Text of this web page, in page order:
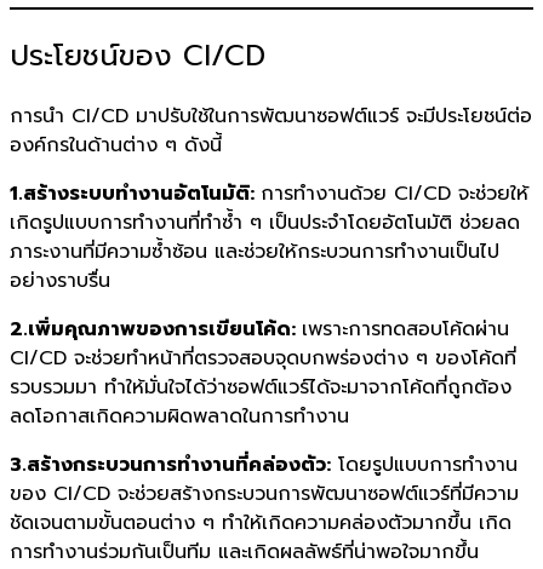
ประโยชน์ของ CI/CD
การนำ CI/CD มาปรับใช้ในการพัฒนาซอฟต์แวร์ จะมีประโยชน์ต่อ
องค์กรในด้านต่าง ๆ ดังนี้
1.สร้างระบบทำงานอัตโนมัติ: การทำงานด้วย CI/CD จะช่วยให้
เกิดรูปแบบการทำงานที่ทำซ้ำ ๆ เป็นประจำโดยอัตโนมัติ ช่วยลด
ภาระงานที่มีความซ้ำซ้อน และช่วยให้กระบวนการทำงานเป็นไป
อย่างราบรื่น
2.เพิ่มคุณภาพของการเขียนโค้ด: เพราะการทดสอบโค้ดผ่าน
CI/CD จะช่วยทำหน้าที่ตรวจสอบจุดบกพร่องต่าง ๆ ของโค้ดที่
รวบรวมมา ทำให้มั่นใจได้ว่าซอฟต์แวร์ได้จะมาจากโค้ดที่ถูกต้อง
ลดโอกาสเกิดความผิดพลาดในการทำงาน
3.สร้างกระบวนการทำงานที่คล่องตัว: โดยรูปแบบการทำงาน
ของ CI/CD จะช่วยสร้างกระบวนการพัฒนาซอฟต์แวร์ที่มีความ
ชัดเจนตามขั้นตอนต่าง ๆ ทำให้เกิดความคล่องตัวมากขึ้น เกิด
การทำงานร่วมกันเป็นทีม และเกิดผลลัพธ์ที่น่าพอใจมากขึ้น